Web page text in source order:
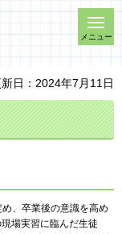
メニュー
日：2024年7月11日
、卒業後の意識を高め
場実習に臨んだ生徒